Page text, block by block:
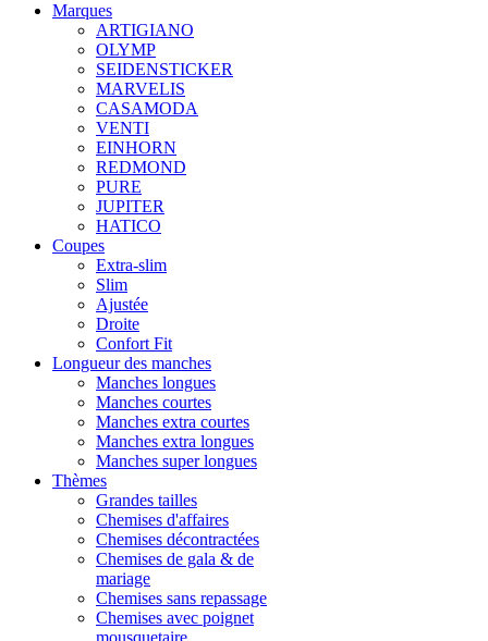
Marques
ARTIGIANO
OLYMP
SEIDENSTICKER
MARVELIS
CASAMODA
VENTI
EINHORN
REDMOND
PURE
JUPITER
HATICO
Coupes
Extra-slim
Slim
Ajustée
Droite
Confort Fit
Longueur des manches
Manches longues
Manches courtes
Manches extra courtes
Manches extra longues
Manches super longues
Thèmes
Grandes tailles
Chemises d'affaires
Chemises décontractées
Chemises de gala & de
mariage
Chemises sans repassage
Chemises avec poignet
mousquetaire